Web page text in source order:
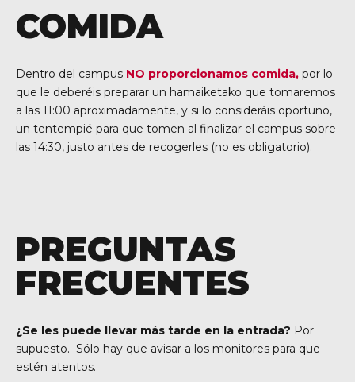
COMIDA
Dentro del campus NO proporcionamos comida, por lo
que le deberéis preparar un hamaiketako que tomaremos
a las 11:00 aproximadamente, y si lo consideráis oportuno,
un tentempié para que tomen al finalizar el campus sobre
las 14:30, justo antes de recogerles (no es obligatorio).
PREGUNTAS
FRECUENTES
¿Se les puede llevar más tarde en la entrada? Por
supuesto. Sólo hay que avisar a los monitores para que
estén atentos.